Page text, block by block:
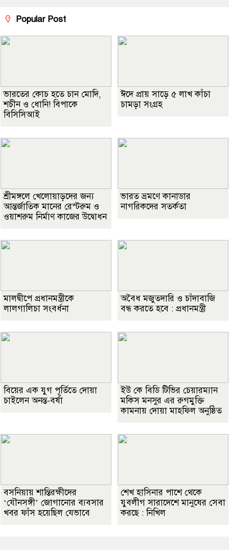
Popular Post
ভারতের কোচ হতে চান মোদি,
শচীন ও ধোনি! বিপাকে
বিসিসিআই
ঈদে প্রায় সাড়ে ৫ লাখ কাঁচা
চামড়া সংগ্রহ
শ্রীমঙ্গলে খেলোয়াড়দের জন্য
আন্তর্জাতিক মানের রেস্টরুম ও
ওয়াশরুম নির্মাণ কাজের উদ্বোধন
ভারত ভ্রমণে কানাডার
নাগরিকদের সতর্কতা
মালদ্বীপে প্রধানমন্ত্রীকে
লালগালিচা সংবর্ধনা
অবৈধ মজুতদারি ও চাঁদাবাজি
বন্ধ করতে হবে : প্রধানমন্ত্রী
বিয়ের এক যুগ পূর্তিতে দোয়া
চাইলেন অনন্ত-বর্ষা
ইউ কে বিডি টিভির চেয়ারম্যান
মকিস মনসুর এর রুগমুক্তি
কামনায় দোয়া মাহফিল অনুষ্ঠিত
বসনিয়ায় শান্তিরক্ষীদের
‘যৌনসঙ্গী’ জোগানোর ব্যবসার
খবর ফাঁস হয়েছিল যেভাবে
শেখ হাসিনার পাশে থেকে
যুবলীগ সারাদেশে মানুষের সেবা
করছে : নিখিল